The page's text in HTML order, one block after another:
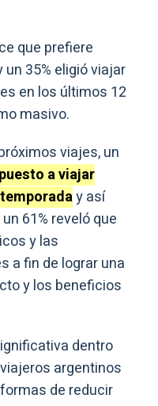
que prefiere
35% eligió viajar
en los últimos 12
masivo.
viajes, un
a viajar
y así
61% reveló que
y las
a fin de lograr una
y los beneficios
dentro
argentinos
de reducir